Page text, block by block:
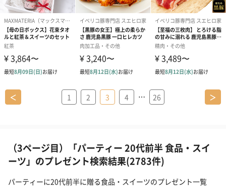
＜ 1 2 3 4 … 26 ＞
（3ページ目）「パーティー 20代前半 食品・スイ
ーツ」のプレゼント検索結果(2783件)
パーティーに20代前半に贈る食品・スイーツのプレゼント一覧